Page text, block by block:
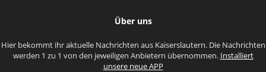
Über uns
Hier bekommt ihr aktuelle Nachrichten aus Kaiserslautern. Die Nachrichten
werden 1 zu 1 von den jeweiligen Anbietern übernommen. Installiert
unsere neue APP